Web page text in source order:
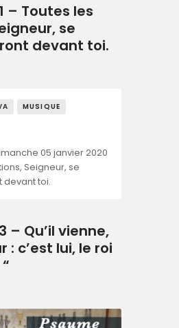
– Toutes les
se
devant toi.
MUSIQUE
05 janvier 2020
Seigneur, se
toi.
– Qu’il vienne,
: c’est lui, le roi